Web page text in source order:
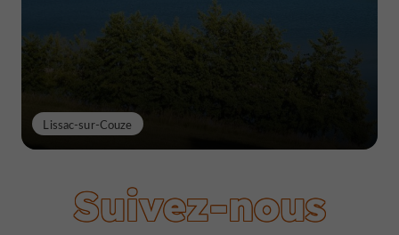
Lissac-sur-Couze
Suivez-nous